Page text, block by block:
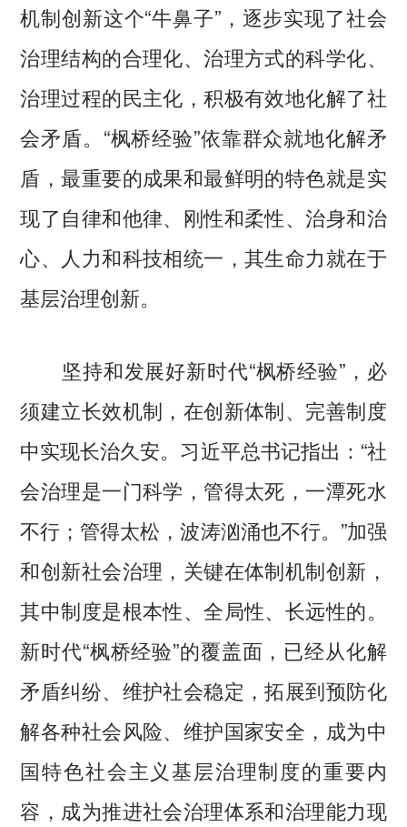
机制创新这个“牛鼻子”，逐步实现了社会
治理结构的合理化、治理方式的科学化、
治理过程的民主化，积极有效地化解了社
会矛盾。“枫桥经验”依靠群众就地化解矛
盾，最重要的成果和最鲜明的特色就是实
现了自律和他律、刚性和柔性、治身和治
心、人力和科技相统一，其生命力就在于
基层治理创新。
坚持和发展好新时代“枫桥经验”，必
须建立长效机制，在创新体制、完善制度
中实现长治久安。习近平总书记指出：“社
会治理是一门科学，管得太死，一潭死水
不行；管得太松，波涛汹涌也不行。”加强
和创新社会治理，关键在体制机制创新，
其中制度是根本性、全局性、长远性的。
新时代“枫桥经验”的覆盖面，已经从化解
矛盾纠纷、维护社会稳定，拓展到预防化
解各种社会风险、维护国家安全，成为中
国特色社会主义基层治理制度的重要内
容，成为推进社会治理体系和治理能力现